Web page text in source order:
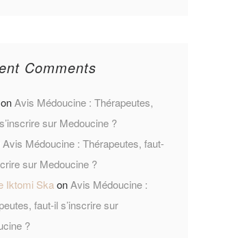
Comments
onAvis Médoucine : Thérapeutes,
sur Medoucine ?
Avis Médoucine : Thérapeutes, faut-
sur Medoucine ?
Iktomi SkaonAvis Médoucine :
faut-il s’inscrire sur
?